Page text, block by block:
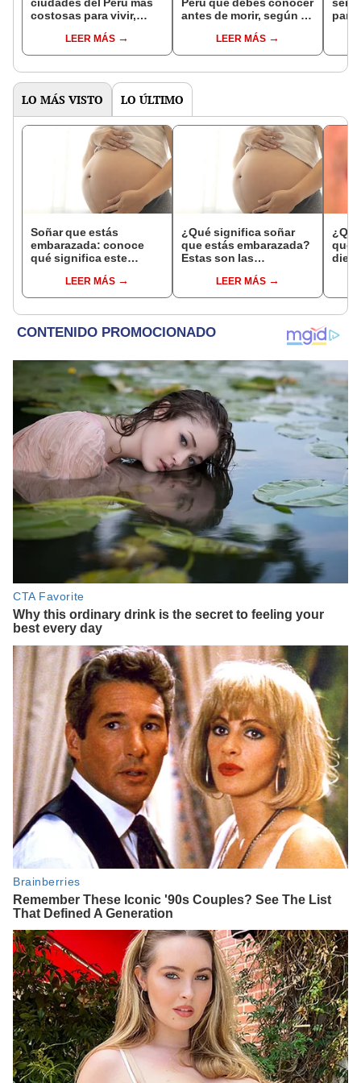
costosas para vivir,
LEER MÁS
antes de morir, según la
LEER MÁS
para
LO MÁS VISTO LO ÚLTIMO
Soñar que estás
embarazada: conoce
qué significa este
LEER MÁS
¿Qué significa soñar
que estás embarazada?
Estas son las
comunesLEER MÁS
que